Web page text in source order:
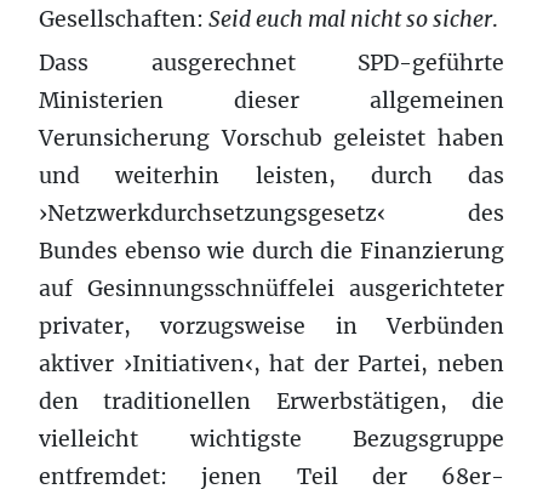
Gesellschaften: Seid euch mal nicht so sicher.
Dass ausgerechnet SPD-geführte
Ministerien dieser allgemeinen
Verunsicherung Vorschub geleistet haben
und weiterhin leisten, durch das
›Netzwerkdurchsetzungsgesetz‹ des
Bundes ebenso wie durch die Finanzierung
auf Gesinnungsschnüffelei ausgerichteter
privater, vorzugsweise in Verbünden
aktiver ›Initiativen‹, hat der Partei, neben
den traditionellen Erwerbstätigen, die
vielleicht wichtigste Bezugsgruppe
entfremdet: jenen Teil der 68er-